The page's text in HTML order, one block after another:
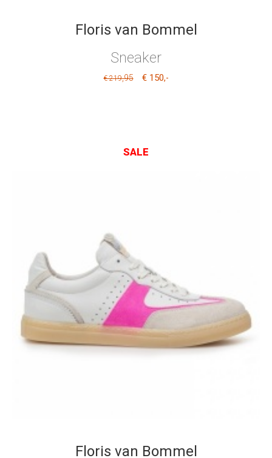
Floris van Bommel
Sneaker
€ 219,95 € 150,-
SALE
Floris van Bommel